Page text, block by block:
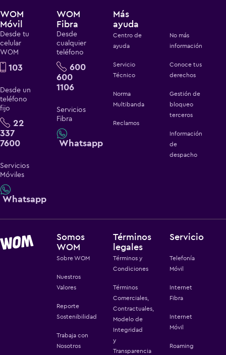
WOM
Móvil
Desde tu
celular
WOM
103
Desde un
teléfono
fijo
22
337
7600
Servicios
Móviles
Whatsapp
WOM
Fibra
Desde
cualquier
teléfono
600
600
1106
Servicios
Fibra
Whatsapp
Más
ayuda
Centro de
ayuda
Servicio
Técnico
Norma
Multibanda
Reclamos
No más
información
Conoce tus
derechos
Gestión de
bloqueo
terceros
Información
de
despacho
Somos
WOM
Sobre WOM
Nuestros
Valores
Reporte
Sostenibilidad
Trabaja con
Nosotros
Términos
legales
Términos y
Condiciones
Términos
Comerciales,
Contractuales,
Modelo de
Integridad
y
Transparencia
Servicio
Telefonía
Móvil
Internet
Fibra
Internet
Móvil
Roaming